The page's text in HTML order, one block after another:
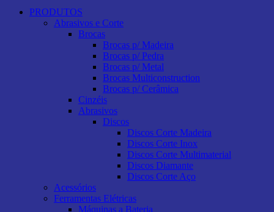
PRODUTOS
Abrasivos e Corte
Brocas
Brocas p/ Madeira
Brocas p/ Pedra
Brocas p/ Metal
Brocas Multiconstruction
Brocas p/ Cerâmica
Cinzéis
Abrasivos
Discos
Discos Corte Madeira
Discos Corte Inox
Discos Corte Multimaterial
Discos Diamante
Discos Corte Aço
Acessórios
Ferramentas Elétricas
Máquinas a Bateria